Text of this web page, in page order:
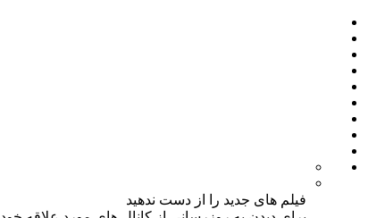
فیلم های جدید را از دست ندهید